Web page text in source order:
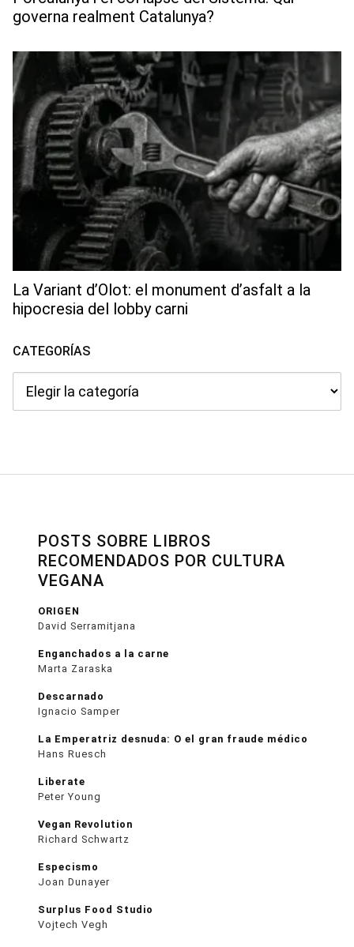
governa realment Catalunya?
La Variant d’Olot: el monument d’asfalt a la
hipocresia del lobby carni
CATEGORÍAS
POSTS SOBRE LIBROS
RECOMENDADOS POR CULTURA
VEGANA
ORIGEN
David Serramitjana
Enganchados a la carne
Marta Zaraska
Descarnado
Ignacio Samper
La Emperatriz desnuda: O el gran fraude médico
Hans Ruesch
Liberate
Peter Young
Vegan Revolution
Richard Schwartz
Especismo
Joan Dunayer
Surplus Food Studio
Vojtech Vegh